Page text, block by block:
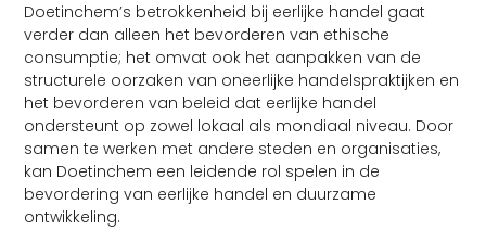
Doetinchem’s betrokkenheid bij eerlijke handel gaat
verder dan alleen het bevorderen van ethische
consumptie; het omvat ook het aanpakken van de
structurele oorzaken van oneerlijke handelspraktijken en
het bevorderen van beleid dat eerlijke handel
ondersteunt op zowel lokaal als mondiaal niveau. Door
samen te werken met andere steden en organisaties,
kan Doetinchem een leidende rol spelen in de
bevordering van eerlijke handel en duurzame
ontwikkeling.